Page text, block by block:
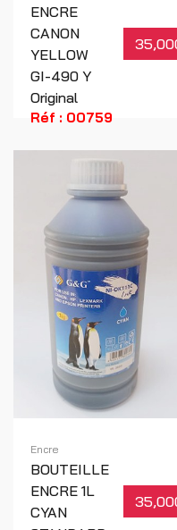
ENCRE
CANON
YELLOW
GI-490 Y
Original
Réf : 00759
Encre
BOUTEILLE
ENCRE 1L
CYAN